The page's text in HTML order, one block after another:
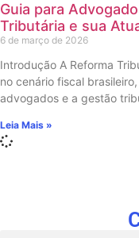
Guia para
Tributária e sua
6 de março de 2026
Introdução A Reforma
no cenário fiscal
advogados e a gestão
Leia Mais »